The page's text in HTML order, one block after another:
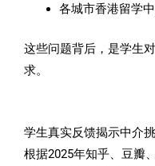
各城市香港留学
这些问题背后，是学生对
求。
学生真实反馈揭示中介
根据2025年知乎、豆瓣